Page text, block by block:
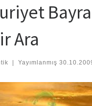
Ara
| Yayımlanmış